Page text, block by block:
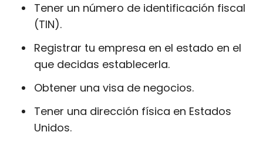
Tener un número de identificación fiscal
(TIN).
Registrar tu empresa en el estado en el
que decidas establecerla.
Obtener una visa de negocios.
Tener una dirección física en Estados
Unidos.